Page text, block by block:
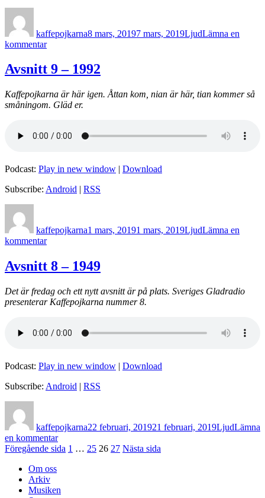
kaffepojkarna8 mars, 20197 mars, 2019LjudLämna en
kommentartill
10
–
Avsnitt 9 – 1992
Kaffepojkarna är här igen. Åttan kom, nian är här, tian kommer så
småningom. Gläd er.
Podcast: Play in new window | Download
Subscribe: Android | RSS
kaffepojkarna1 mars, 20191 mars, 2019LjudLämna en
kommentartill
–
Avsnitt 8 – 1949
Det är fredag och ett nytt avsnitt är på plats. Sveriges Gladradio
presenterar Kaffepojkarna nummer 8.
Podcast: Play in new window | Download
Subscribe: Android | RSS
kaffepojkarna22 februari, 201921 februari, 2019LjudLämna
en kommentartill
Avsnitt
Inläggsnavigering
Föregående sida Sida
1 … Sida
25 Sida
26 Sida
27 Nästa sida
Om oss
Arkiv
Musiken